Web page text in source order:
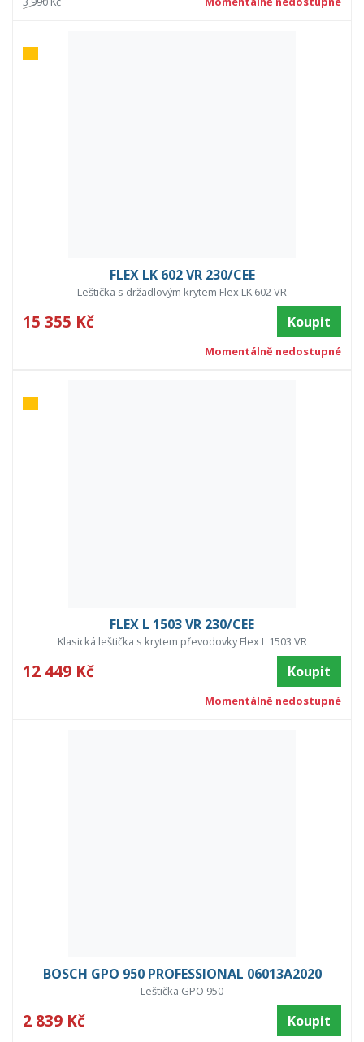
FLEX LK 602 VR 230/CEE
Leštička s držadlovým krytem Flex LK 602 VR
15 355 Kč Koupit
Momentálně nedostupné
FLEX L 1503 VR 230/CEE
Klasická leštička s krytem převodovky Flex L 1503 VR
12 449 Kč Koupit
Momentálně nedostupné
BOSCH GPO 950 PROFESSIONAL 06013A2020
Leštička GPO 950
2 839 Kč Koupit